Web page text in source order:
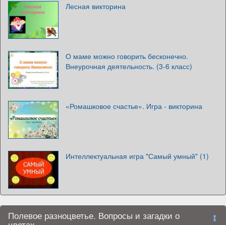
Лесная викторина
О маме можно говорить бесконечно.
Внеурочная деятельность. (3-6 класс)
«Ромашковое счастье». Игра - викторина
Интеллектуальная игра "Самый умный" (1)
Полевое разноцветье. Вопросы и загадки о